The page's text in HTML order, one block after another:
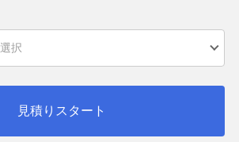
見積りスタート